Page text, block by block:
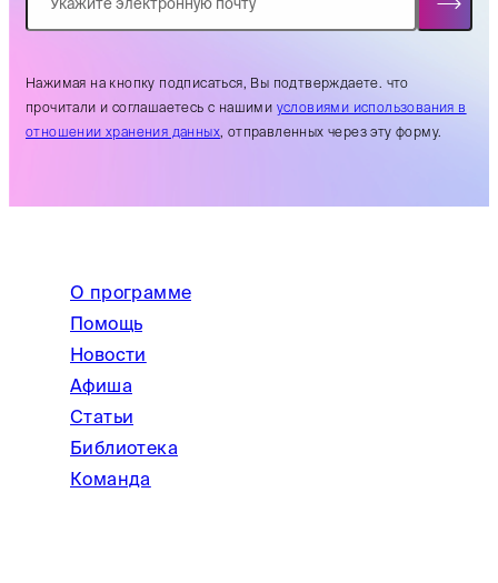
Нажимая на кнопку подписаться, Вы подтверждаете. что
прочитали и соглашаетесь с нашими условиями использования в
отношении хранения данных, отправленных через эту форму.
О программе
Помощь
Новости
Афиша
Статьи
Библиотека
Команда